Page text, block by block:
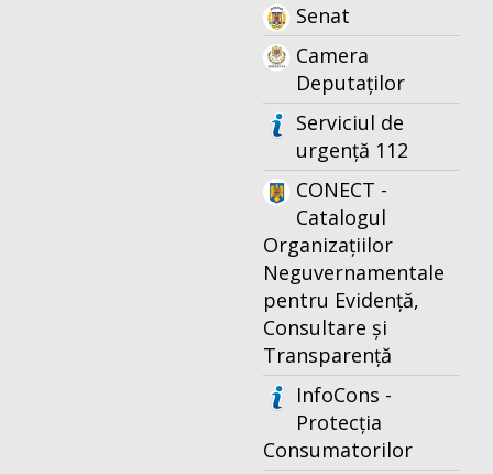
Senat
Camera
Deputaților
Serviciul de
urgență 112
CONECT -
Catalogul
Organizațiilor
Neguvernamentale
pentru Evidență,
Consultare și
Transparență
InfoCons -
Protecția
Consumatorilor